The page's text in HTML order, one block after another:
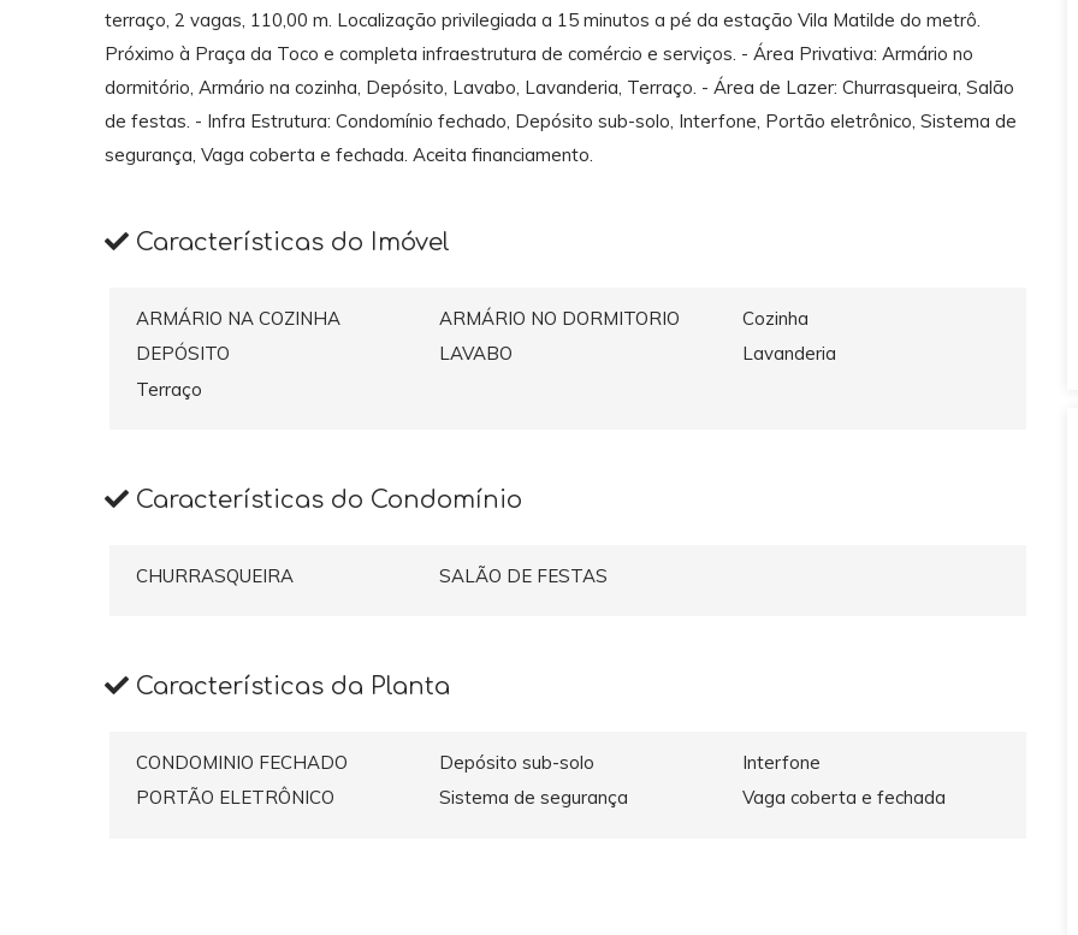
terraço, 2 vagas, 110,00 m. Localização privilegiada a 15 minutos a pé da estação Vila Matilde do metrô.
Próximo à Praça da Toco e completa infraestrutura de comércio e serviços. - Área Privativa: Armário no
dormitório, Armário na cozinha, Depósito, Lavabo, Lavanderia, Terraço. - Área de Lazer: Churrasqueira, Salão
de festas. - Infra Estrutura: Condomínio fechado, Depósito sub-solo, Interfone, Portão eletrônico, Sistema de
segurança, Vaga coberta e fechada. Aceita financiamento.
Características do Imóvel
ARMÁRIO NA COZINHA ARMÁRIO NO DORMITORIO
Cozinha
DEPÓSITO
LAVABO
Lavanderia
Terraço
Características do Condomínio
CHURRASQUEIRA SALÃO DE FESTAS
Características da Planta
CONDOMINIO FECHADO Depósito sub-solo
Interfone
PORTÃO ELETRÔNICO
Sistema de segurança Vaga coberta e fechada